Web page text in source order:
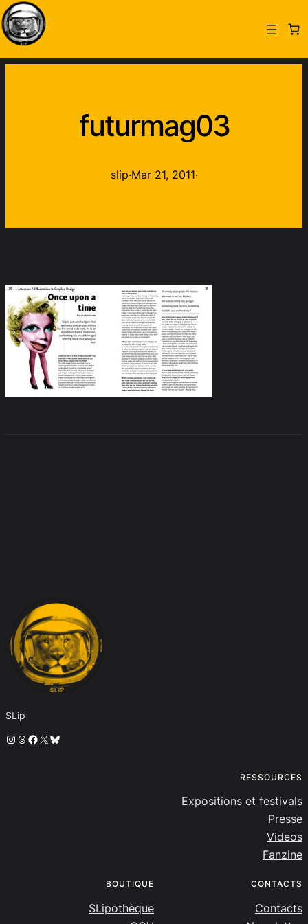
futurmag03
slip·Mar 21, 2011·
SLip
Instagram
Threads
Facebook
X Bluesky
RESSOURCES
Expositions et festivals
Presse
Videos
Fanzine
BOUTIQUE
SLipothèque
CONTACTS
Contacts